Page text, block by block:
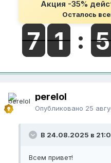
Акция -35%
Осталось
perelol
Опубликовано 25
В 24.08.2025 в
Всем привет!